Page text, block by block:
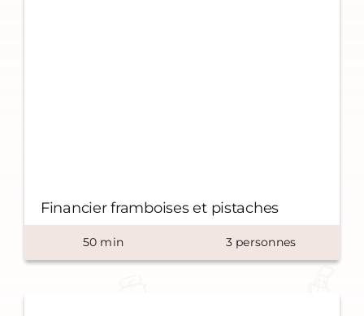
Financier framboises et pistaches
50 min 3personnes